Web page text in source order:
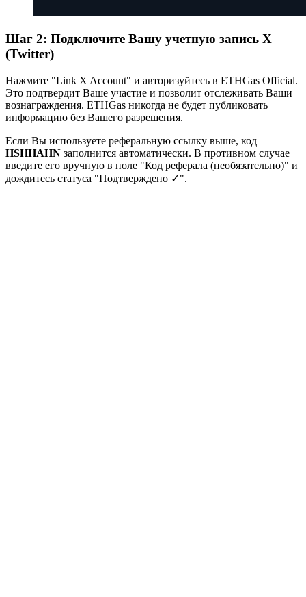
Шаг 2: Подключите Вашу учетную запись X
(Twitter)
Нажмите "Link X Account" и авторизуйтесь в ETHGas Official.
Это подтвердит Ваше участие и позволит отслеживать Ваши
вознаграждения. ETHGas никогда не будет публиковать
информацию без Вашего разрешения.
Если Вы используете реферальную ссылку выше, код
HSHHAHN заполнится автоматически. В противном случае
введите его вручную в поле "Код реферала (необязательно)" и
дождитесь статуса "Подтверждено ✓".